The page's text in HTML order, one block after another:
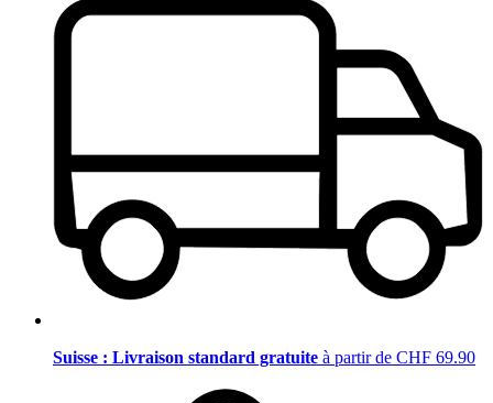
Suisse : Livraison standard gratuite à partir de CHF 69.90